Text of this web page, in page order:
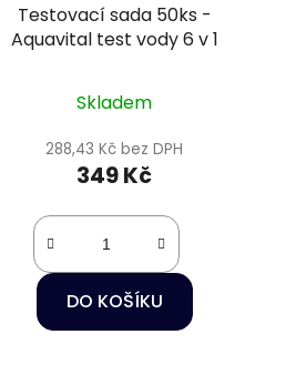
Testovací sada 50ks -
Aquavital test vody 6 v 1
Skladem
288,43 Kč bez DPH
349 Kč
DO KOŠÍKU